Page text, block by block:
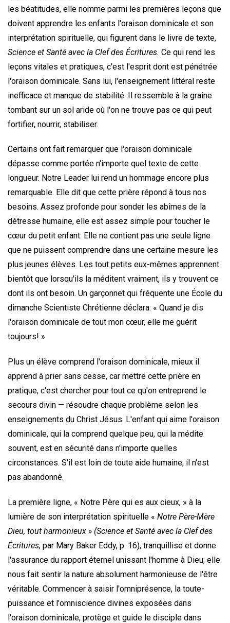
les béatitudes, elle nomme parmi les premières leçons que
doivent apprendre les enfants l'oraison dominicale et son
interprétation spirituelle, qui figurent dans le livre de texte,
Science et Santé avec la Clef des Écritures. Ce qui rend les
leçons vitales et pratiques, c'est l'esprit dont est pénétrée
l'oraison dominicale. Sans lui, l'enseignement littéral reste
inefficace et manque de stabilité. Il ressemble à la graine
tombant sur un sol aride où l'on ne trouve pas ce qui peut
fortifier, nourrir, stabiliser.
Certains ont fait remarquer que l'oraison dominicale
dépasse comme portée n'importe quel texte de cette
longueur. Notre Leader lui rend un hommage encore plus
remarquable. Elle dit que cette prière répond à tous nos
besoins. Assez profonde pour sonder les abîmes de la
détresse humaine, elle est assez simple pour toucher le
cœur du petit enfant. Elle ne contient pas une seule ligne
que ne puissent comprendre dans une certaine mesure les
plus jeunes élèves. Les tout petits eux-mêmes apprennent
bientôt que lorsqu'ils la méditent vraiment, ils y trouvent ce
dont ils ont besoin. Un garçonnet qui fréquente une École du
dimanche Scientiste Chrétienne déclara: « Quand je dis
l'oraison dominicale de tout mon cœur, elle me guérit
toujours! »
Plus un élève comprend l'oraison dominicale, mieux il
apprend à prier sans cesse, car mettre cette prière en
pratique, c'est chercher pour tout ce qu'on entreprend le
secours divin — résoudre chaque problème selon les
enseignements du Christ Jésus. L'enfant qui aime l'oraison
dominicale, qui la comprend quelque peu, qui la médite
souvent, est en sécurité dans n'importe quelles
circonstances. S'il est loin de toute aide humaine, il n'est
pas abandonné.
La première ligne, « Notre Père qui es aux cieux, » à la
lumière de son interprétation spirituelle « Notre Père-Mère
Dieu, tout harmonieux » (Science et Santé avec la Clef des
Écritures, par Mary Baker Eddy, p. 16), tranquillise et donne
l'assurance du rapport éternel unissant l'homme à Dieu; elle
nous fait sentir la nature absolument harmonieuse de l'être
véritable. Commencer à saisir l'omniprésence, la toute-
puissance et l'omniscience divines exposées dans
l'oraison dominicale, protège et guide le disciple dans